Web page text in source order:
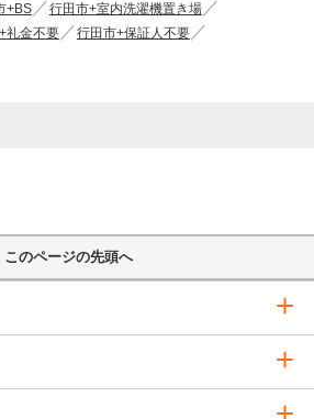
+BS
行田市+室内洗濯機置き場
礼金不要
行田市+保証人不要
このページの先頭へ